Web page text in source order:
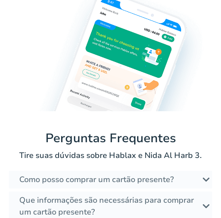
Perguntas Frequentes
Tire suas dúvidas sobre Hablax e Nida Al Harb 3.
Como posso comprar um cartão presente?
Que informações são necessárias para comprar
um cartão presente?